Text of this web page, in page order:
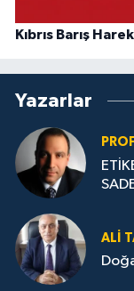
Kıbrıs Barış
Yazarlar
ALI